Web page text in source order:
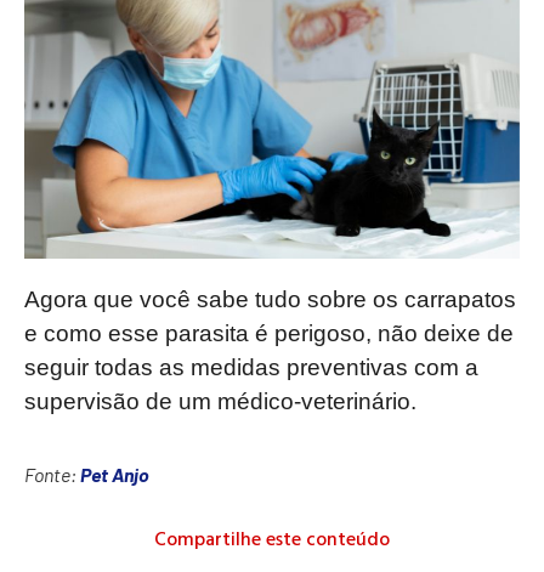
Agora que você sabe tudo sobre os carrapatos
e como esse parasita é perigoso, não deixe de
seguir todas as medidas preventivas com a
supervisão de um médico-veterinário.
Fonte: Pet Anjo
Compartilhe este conteúdo